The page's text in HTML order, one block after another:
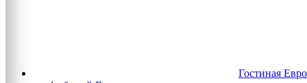
Гостиная Евро